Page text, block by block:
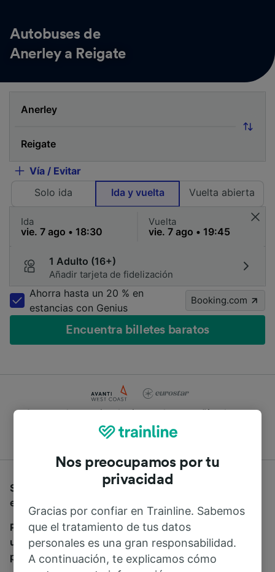
Autobuses de
Anerley a Reigate
Vía / Evitar
Solo ida
Ida y vuelta Vuelta abierta
Ida Vuelta
1 Adulto (16+)
Añadir tarjeta de fidelización
Ahorra hasta un 20 % en
estancias con Genius
Booking.com
Encuentra billetes baratos
Compara los precios de cientos de compañías de tren
y autobús
Si estás buscando autobuses de Anerley a Reigate,
estás en el sitio adecuado.
Para encontrar billetes de autobús, simplemente haz
una búsqueda y nosotros compararemos horarios y
precios tanto de tren como de autobús.
Nos preocupamos por tu
privacidad
Gracias por confiar en Trainline. Sabemos
que el tratamiento de tus datos
personales es una gran responsabilidad.
A continuación, te explicamos cómo